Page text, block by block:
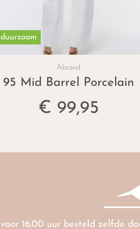
duurzaam
Abrand
95 Mid Barrel Porcelain
€ 99,95
16.00 uur besteld zelfde